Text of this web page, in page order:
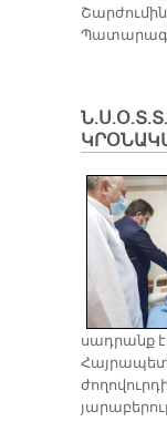
Շարժումին
սադրանք